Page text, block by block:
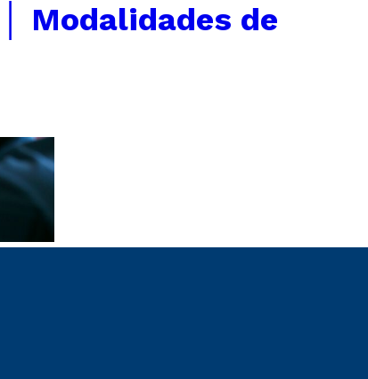
Modalidades de